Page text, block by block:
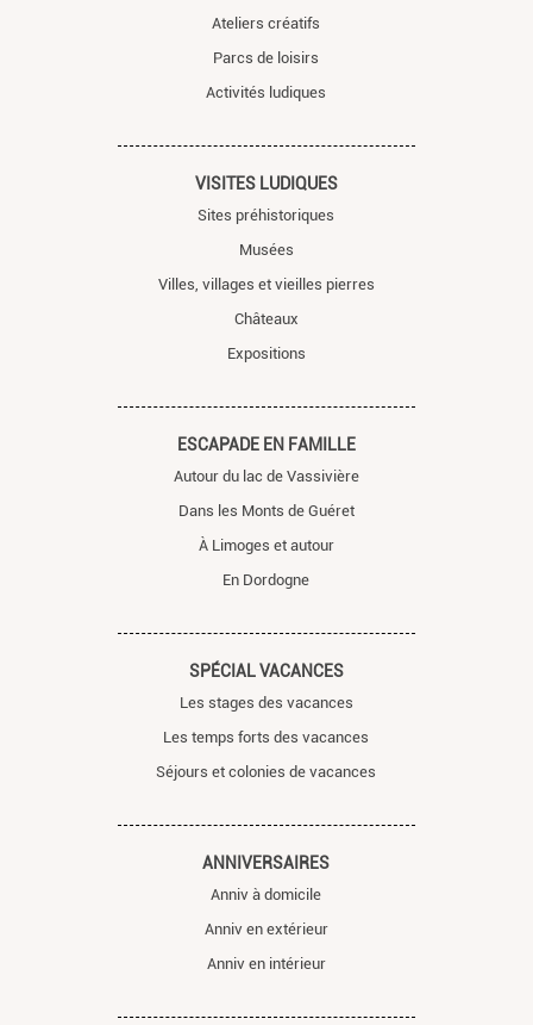
Ateliers créatifs
Parcs de loisirs
Activités ludiques
VISITES LUDIQUES
Sites préhistoriques
Musées
Villes, villages et vieilles pierres
Châteaux
Expositions
ESCAPADE EN FAMILLE
Autour du lac de Vassivière
Dans les Monts de Guéret
À Limoges et autour
En Dordogne
SPÉCIAL VACANCES
Les stages des vacances
Les temps forts des vacances
Séjours et colonies de vacances
ANNIVERSAIRES
Anniv à domicile
Anniv en extérieur
Anniv en intérieur